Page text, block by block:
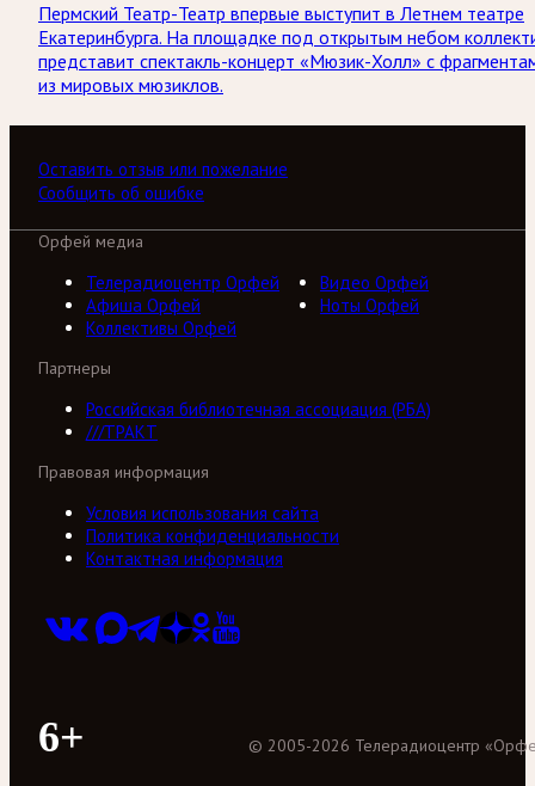
Пермский Театр-Театр впервые выступит в Летнем театре
Екатеринбурга. На площадке под открытым небом
представит спектакль-концерт «Мюзик-Холл» с
из мировых мюзиклов.
Оставить отзыв или пожелание
Сообщить об ошибке
Орфей медиа
Телерадиоцентр Орфей
Видео Орфей
Афиша Орфей
Ноты Орфей
Коллективы Орфей
Партнеры
Российская библиотечная ассоциация (РБА)
///ТРАКТ
Правовая информация
Условия использования сайта
Политика конфиденциальности
Контактная информация
6+ © 2005-2026 Телерадиоцентр